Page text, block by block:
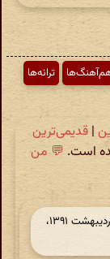
ترانه‌ها
| قدیمی‌ترین
💬 من
در ‫۱۴ سال و ۳ ماه قبل، یکشنبه ۱۷ اردیبهشت ۱۳۹۱،